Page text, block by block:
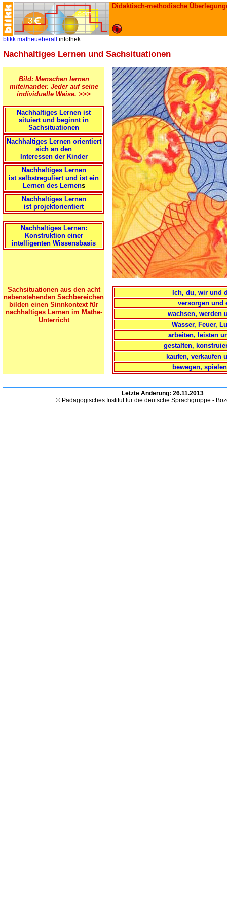
Didaktisch-methodische
blikk matheueberall infothek
Nachhaltiges Lernen und Sachsituationen
Bild: Menschen lernen
miteinander. Jeder auf seine
individuelle Weise. >>>
Nachhaltiges Lernen ist
situiert und beginnt in
Sachsituationen
Nachhaltiges Lernen orientiert
sich an den
Interessen der Kinder
Nachhaltiges Lernen
ist selbstreguliert und ist ein
Lernen des Lernens
Nachhaltiges Lernen
ist projektorientiert
Nachhaltiges Lernen:
Konstruktion einer
intelligenten Wissensbasis
Sachsituationen aus den acht
nebenstehenden Sachbereichen
bilden einen Sinnkontext für
nachhaltiges Lernen im Mathe-
Unterricht
Ich, du, wir und
versorgen und
wachsen, werden
Wasser, Feuer,
arbeiten, leisten
gestalten,
kaufen, verkaufen
bewegen,
Letzte Änderung: 26.11.2013
© Pädagogisches Institut für die deutsche Sprachgruppe -